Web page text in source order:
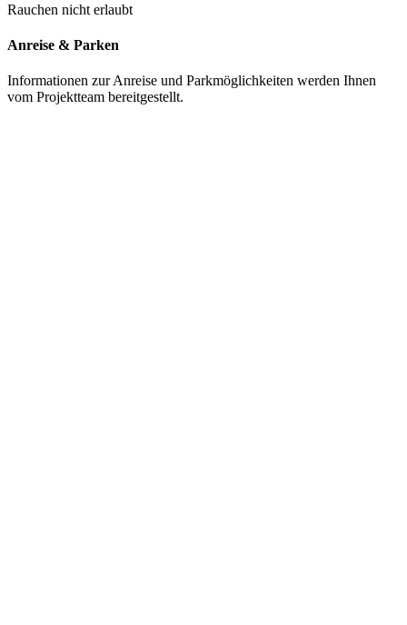
Rauchen nicht erlaubt
Anreise & Parken
Informationen zur Anreise und Parkmöglichkeiten werden Ihnen
vom Projektteam bereitgestellt.